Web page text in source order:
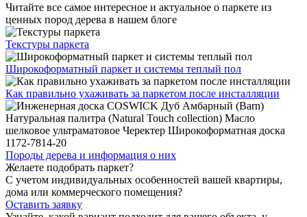
Читайте все самое интересное и актуальное о паркете из
ценных пород дерева в нашем блоге
Текстуры паркета
Широкоформатный паркет и системы теплый пол
Как правильно ухаживать за паркетом после инсталляции
Породы дерева и информация о них
Желаете подобрать паркет?
С учетом индивидуальных особенностей вашей квартиры,
дома или коммерческого помещения?
Оставить заявку